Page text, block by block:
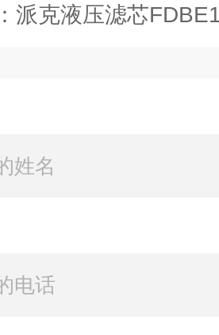
派克液压滤芯